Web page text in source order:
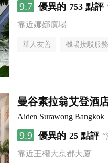
9.7 優異的 753 點評
靠近娜娜廣場
華人友善 機場接駁服務
曼谷素拉翁艾登酒
Aiden Surawong Bangkok
9.9 優異的 25 點評
靠近王權大京都大廈